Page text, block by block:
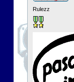
Rulezz